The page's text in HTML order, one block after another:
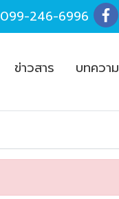
099-246-6996
ข่าวสาร บทความ